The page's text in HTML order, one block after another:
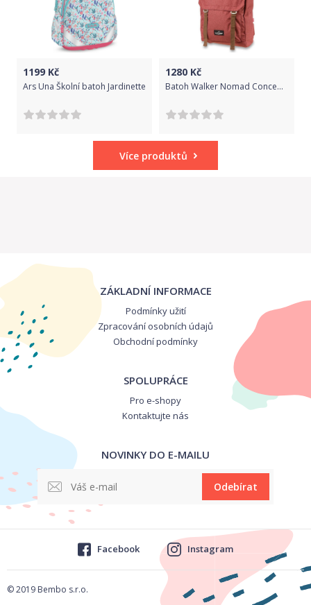
1199 Kč
Ars Una Školní batoh Jardinette
1280 Kč
Batoh Walker Nomad Concept Rust 30 l
Více produktů
ZÁKLADNÍ INFORMACE
Podmínky užití
Zpracování osobních údajů
Obchodní podmínky
SPOLUPRÁCE
Pro e-shopy
Kontaktujte nás
NOVINKY DO E-MAILU
Odebírat
© 2019 Bembo s.r.o.
Facebook Instagram